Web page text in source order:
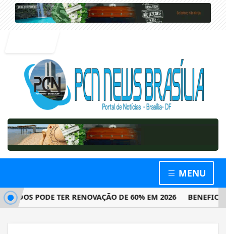
MENU
PODE TER RENOVAÇÃO DE 60% EM 2026